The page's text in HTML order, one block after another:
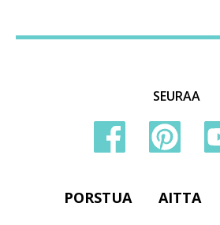
SEURAA
PORSTUA AITTA